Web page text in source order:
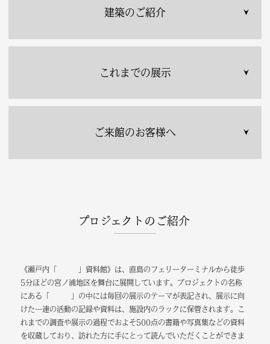
建築のご紹介
これまでの展示
ご来館のお客様へ
プロジェクトのご紹介
《瀬戸内「 」資料館》は、直島のフェリーターミナルから徒歩
5分ほどの宮ノ浦地区を舞台に展開しています。プロジェクトの名称
にある「 」の中には毎回の展示のテーマが表記され、展示に向
けた一連の活動の記録や資料は、施設内のラックに保管されます。こ
れまでの調査や展示の過程でおよそ500点の書籍や写真集などの資料
を収蔵しており、訪れた方に手にとって読んでいただくことができま